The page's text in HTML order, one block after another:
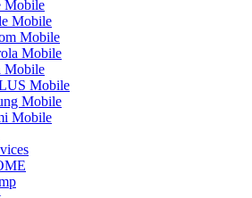
Mobile
Mobile
Mobile
Mobile
Mobile
Mobile
Mobile
Mobile